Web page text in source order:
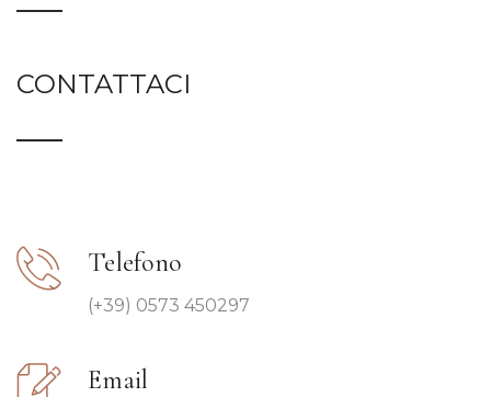
CONTATTACI
Telefono
(+39) 0573 450297
Email